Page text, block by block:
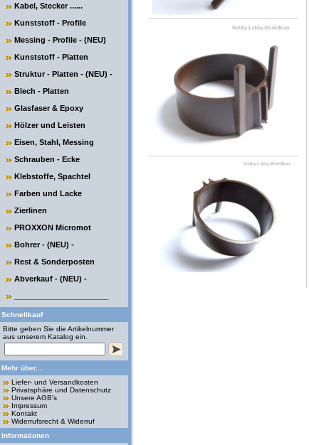
Kabel, Stecker ......
Kunststoff - Profile
Messing - Profile - (NEU)
Kunststoff - Platten
Struktur - Platten - (NEU) -
Blech - Platten
Glasfaser & Epoxy
Hölzer und Leisten
Eisen, Stahl, Messing
Schrauben - Ecke
Klebstoffe, Spachtel
Farben und Lacke
Zierlinen
PROXXON Micromot
Bohrer - (NEU) -
Rest & Sonderposten
Abverkauf - (NEU) -
Schnellkauf
Bitte geben Sie die Artikelnummer
aus unserem Katalog ein.
Mehr über...
Liefer- und Versandkosten
Privatsphäre und Datenschutz
Unsere AGB's
Impressum
Kontakt
Widerrufsrecht & Widerruf
Informationen